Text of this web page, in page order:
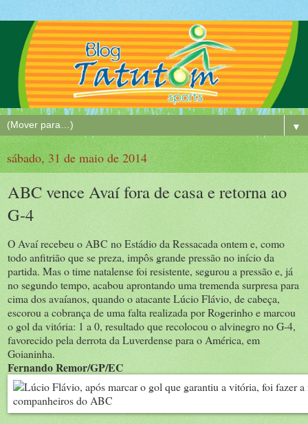
▼
sábado, 31 de maio de 2014
ABC vence Avaí fora de casa e retorna ao
G-4
O Avaí recebeu o ABC no Estádio da Ressacada ontem e, como
todo anfitrião que se preza, impôs grande pressão no início da
partida. Mas o time natalense foi resistente, segurou a pressão e, já
no segundo tempo, acabou aprontando uma tremenda surpresa para
cima dos avaíanos, quando o atacante Lúcio Flávio, de cabeça,
escorou a cobrança de uma falta realizada por Rogerinho e marcou
o gol da vitória: 1 a 0, resultado que recolocou o alvinegro no G-4,
favorecido pela derrota da Luverdense para o América, em
Goianinha.
Fernando Remor/GP/EC